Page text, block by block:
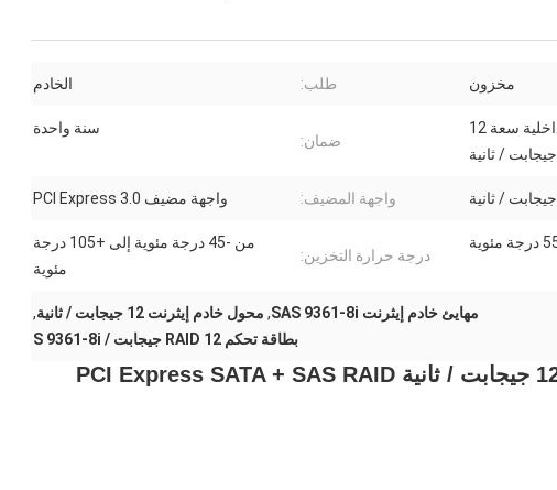
مخزون طلب: الخادم
ثمانية منافذ SATA داخلية سعة 12
جيجابت / ثانية
ضمان:
سنة واحدة
واجهة المضيف: واجهة مضيف PCI Express 3.0
درجة حرارة التخزين:
من -45 درجة مئوية إلى +105 درجة
مئوية
مهايئ خادم إيثرنت SAS 9361-8i , محول خادم إيثرنت 12 جيجابت / ثانية
,
بطاقة تحكم RAID 12 جيجابت / S 9361-8i